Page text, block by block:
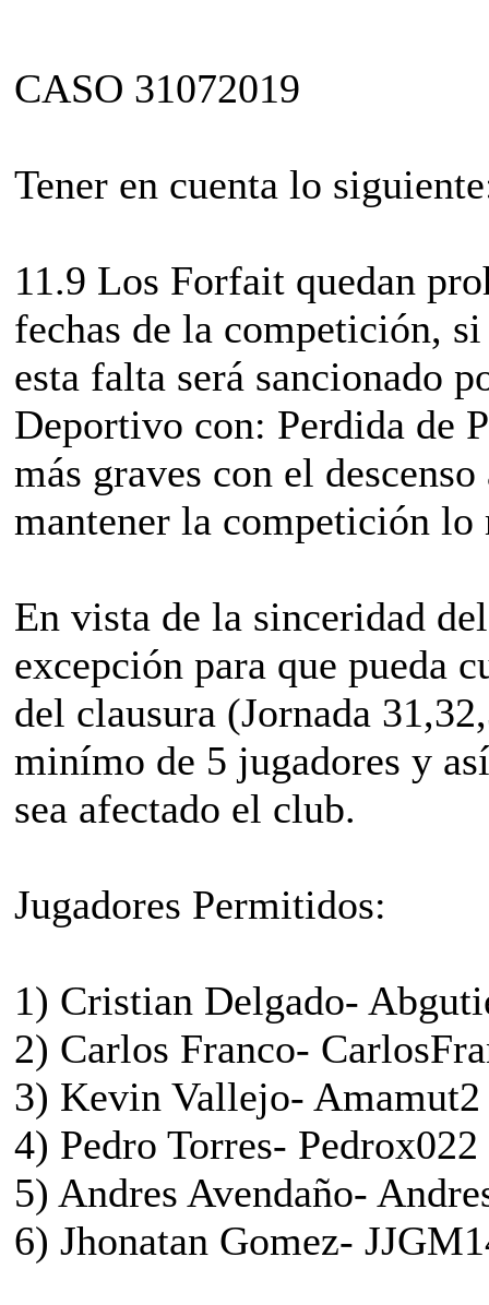
CASO 31072019
Tener en cuenta lo
11.9 Los Forfait quedan
fechas de la competición,
esta falta será sancionado
Deportivo con: Perdida de
más graves con el
mantener la competición
En vista de la sinceridad
excepción para que pueda
del clausura (Jornada
minímo de 5 jugadores y
sea afectado el club.
Jugadores Permitidos:
1) Cristian Delgado-
2) Carlos Franco-
3) Kevin Vallejo- Amamut2
4) Pedro Torres- Pedrox022
5) Andres Avendaño-
6) Jhonatan Gomez-